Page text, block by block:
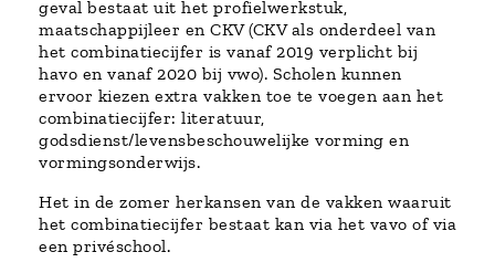
geval bestaat uit het profielwerkstuk,
maatschappijleer en CKV (CKV als onderdeel van
het combinatiecijfer is vanaf 2019 verplicht bij
havo en vanaf 2020 bij vwo). Scholen kunnen
ervoor kiezen extra vakken toe te voegen aan het
combinatiecijfer: literatuur,
godsdienst/levensbeschouwelijke vorming en
vormingsonderwijs.
Het in de zomer herkansen van de vakken waaruit
het combinatiecijfer bestaat kan via het vavo of via
een privéschool.